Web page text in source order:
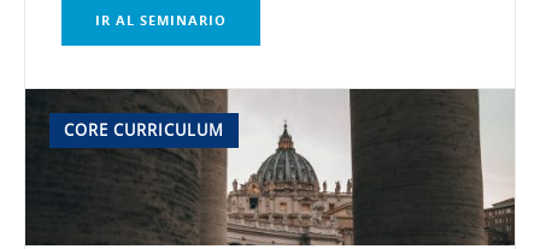
IR AL SEMINARIO
CORE CURRICULUM